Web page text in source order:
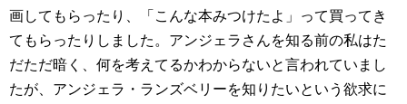
画してもらったり、「こんな本みつけたよ」って買ってき
てもらったりしました。アンジェラさんを知る前の私はた
だただ暗く、何を考えてるかわからないと言われていまし
たが、アンジェラ・ランズベリーを知りたいという欲求に